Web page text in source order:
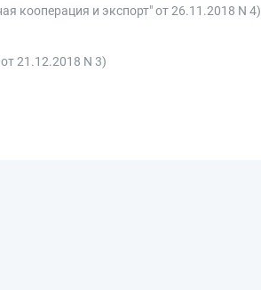
кооперация и экспорт" от 26.11.2018 N 4)
21.12.2018 N 3)